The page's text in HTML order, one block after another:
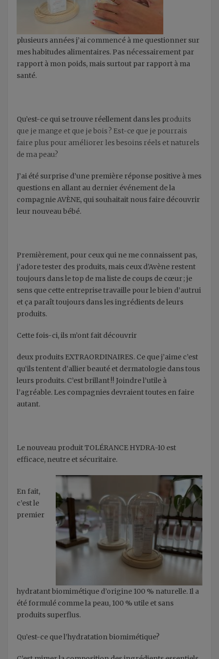
plusieurs années j’ai commencé à me questionner sur
mes habitudes alimentaires. Pas nécessairement par
rapport à mon poids, mais surtout par rapport à ma
santé.
Qu’est-ce qui se trouve réellement dans les produits
que je mange et que je bois ? Est-ce que je pourrais
faire plus pour améliorer les besoins réels et naturels
de ma peau?
J’ai été surprise d’une première réponse positive à mes
questions en allant au dernier événement de la
compagnie AVÈNE, qui souhaitait nous faire découvrir
leur nouveau bébé.
Premièrement, pour ceux qui ne me connaissent pas,
j’adore tester des produits, mais ceux d’Avène restent
toujours dans le top de ma liste de coups de cœur ; je
sens que cette entreprise travaille pour le bien d’autrui
et ça paraît toujours dans les ingrédients de leurs
produits.
Cette fois-ci, ils m’ont fait découvrir
deux produits EXTRAORDINAIRES. Ce que j’aime c’est
qu’ils tentent d’allier beauté et dermatologie dans tous
leurs produits. C’est brillant !! Joindre l’utile à
l’agréable. Les compagnies devraient toutes en faire
autant.
Le nouveau produit TOLÉRANCE HYDRA-10 est
efficace, neutre et sécuritaire.
En fait,
c’est le
premier
hydratant biomimétique d’origine 100 % naturelle. Il a
été formulé comme la peau, 100 % utile et sans
produits superflus.
Qu’est-ce que l’hydratation biomimétique?